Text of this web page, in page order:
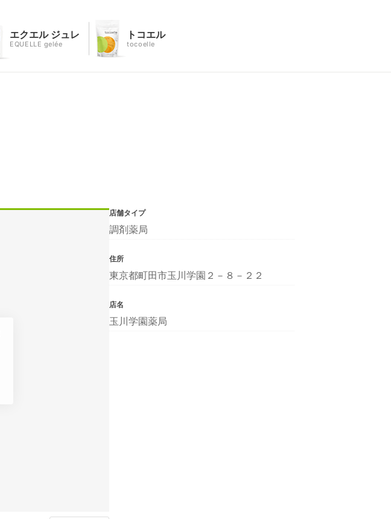
エクエル ジュレ
EQUELLE gelée
トコエル
tocoelle
店舗タイプ
調剤薬局
住所
東京都町田市玉川学園２－８－２２
店名
玉川学園薬局